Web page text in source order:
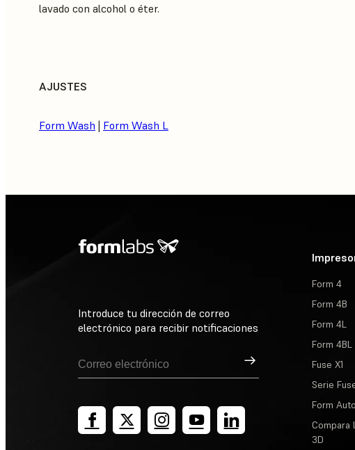
lavado con alcohol o éter.
AJUSTES
Form Wash | Form Wash L
Introduce tu dirección de correo
electrónico para recibir notificaciones
Suscribirse
Form 4
Form 4B
Form 4L
Form 4BL
Fuse X1
Serie
Form Auto
Compara
3D